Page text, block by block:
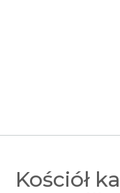
Kościół